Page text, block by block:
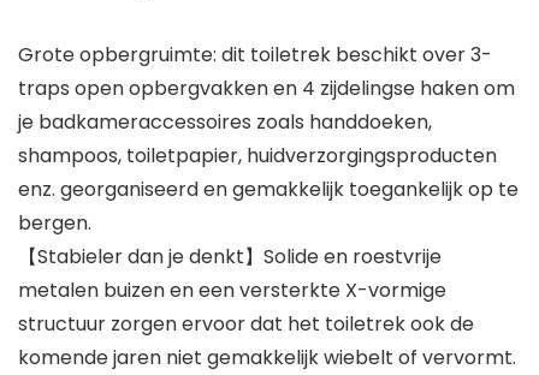
Grote opbergruimte: dit toiletrek beschikt over 3-
traps open opbergvakken en 4 zijdelingse haken om
je badkameraccessoires zoals handdoeken,
shampoos, toiletpapier, huidverzorgingsproducten
enz. georganiseerd en gemakkelijk toegankelijk op te
bergen.
【Stabieler dan je denkt】Solide en roestvrije
metalen buizen en een versterkte X-vormige
structuur zorgen ervoor dat het toiletrek ook de
komende jaren niet gemakkelijk wiebelt of vervormt.